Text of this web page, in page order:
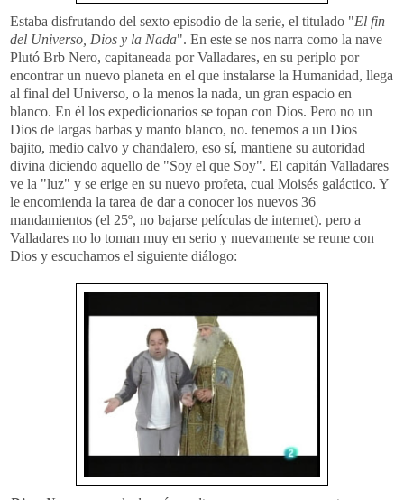
Estaba disfrutando del sexto episodio de la serie, el titulado "El fin
del Universo, Dios y la Nada". En este se nos narra como la nave
Plutó Brb Nero, capitaneada por Valladares, en su periplo por
encontrar un nuevo planeta en el que instalarse la Humanidad, llega
al final del Universo, o la menos la nada, un gran espacio en
blanco. En él los expedicionarios se topan con Dios. Pero no un
Dios de largas barbas y manto blanco, no. tenemos a un Dios
bajito, medio calvo y chandalero, eso sí, mantiene su autoridad
divina diciendo aquello de "Soy el que Soy". El capitán Valladares
ve la "luz" y se erige en su nuevo profeta, cual Moisés galáctico. Y
le encomienda la tarea de dar a conocer los nuevos 36
mandamientos (el 25º, no bajarse películas de internet). pero a
Valladares no lo toman muy en serio y nuevamente se reune con
Dios y escuchamos el siguiente diálogo: